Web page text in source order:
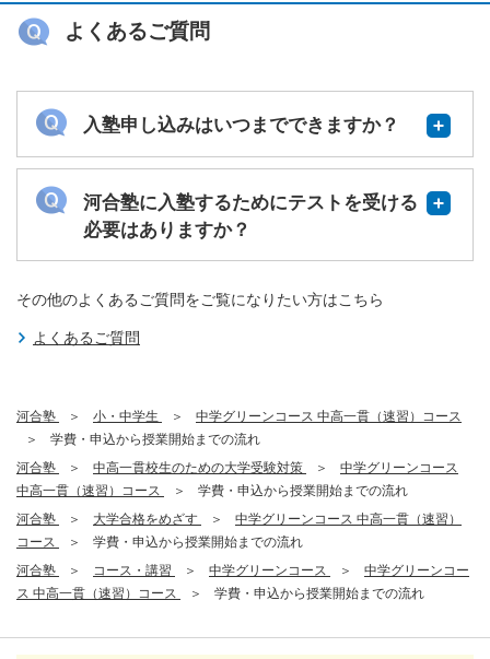
よくあるご質問
入塾申し込みはいつまでできますか？
河合塾に入塾するためにテストを受ける
必要はありますか？
その他のよくあるご質問をご覧になりたい方はこちら
よくあるご質問
河合塾 小・中学生
中学グリーンコース 中高一貫（速習）コース
学費・申込から授業開始までの流れ
河合塾
中高一貫校生のための大学受験対策
中学グリーンコース
中高一貫（速習）コース
学費・申込から授業開始までの流れ
河合塾
大学合格をめざす
中学グリーンコース 中高一貫（速習）
コース
学費・申込から授業開始までの流れ
河合塾
コース・講習 中学グリーンコース
中学グリーンコー
ス 中高一貫（速習）コース
学費・申込から授業開始までの流れ